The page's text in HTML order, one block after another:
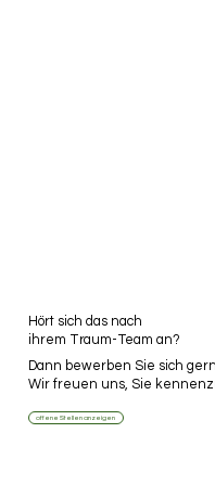
Hört sich das nach
ihrem Traum-Team an?
Dann bewerben Sie sich
Wir freuen uns, Sie
offene Stellen anzeigen